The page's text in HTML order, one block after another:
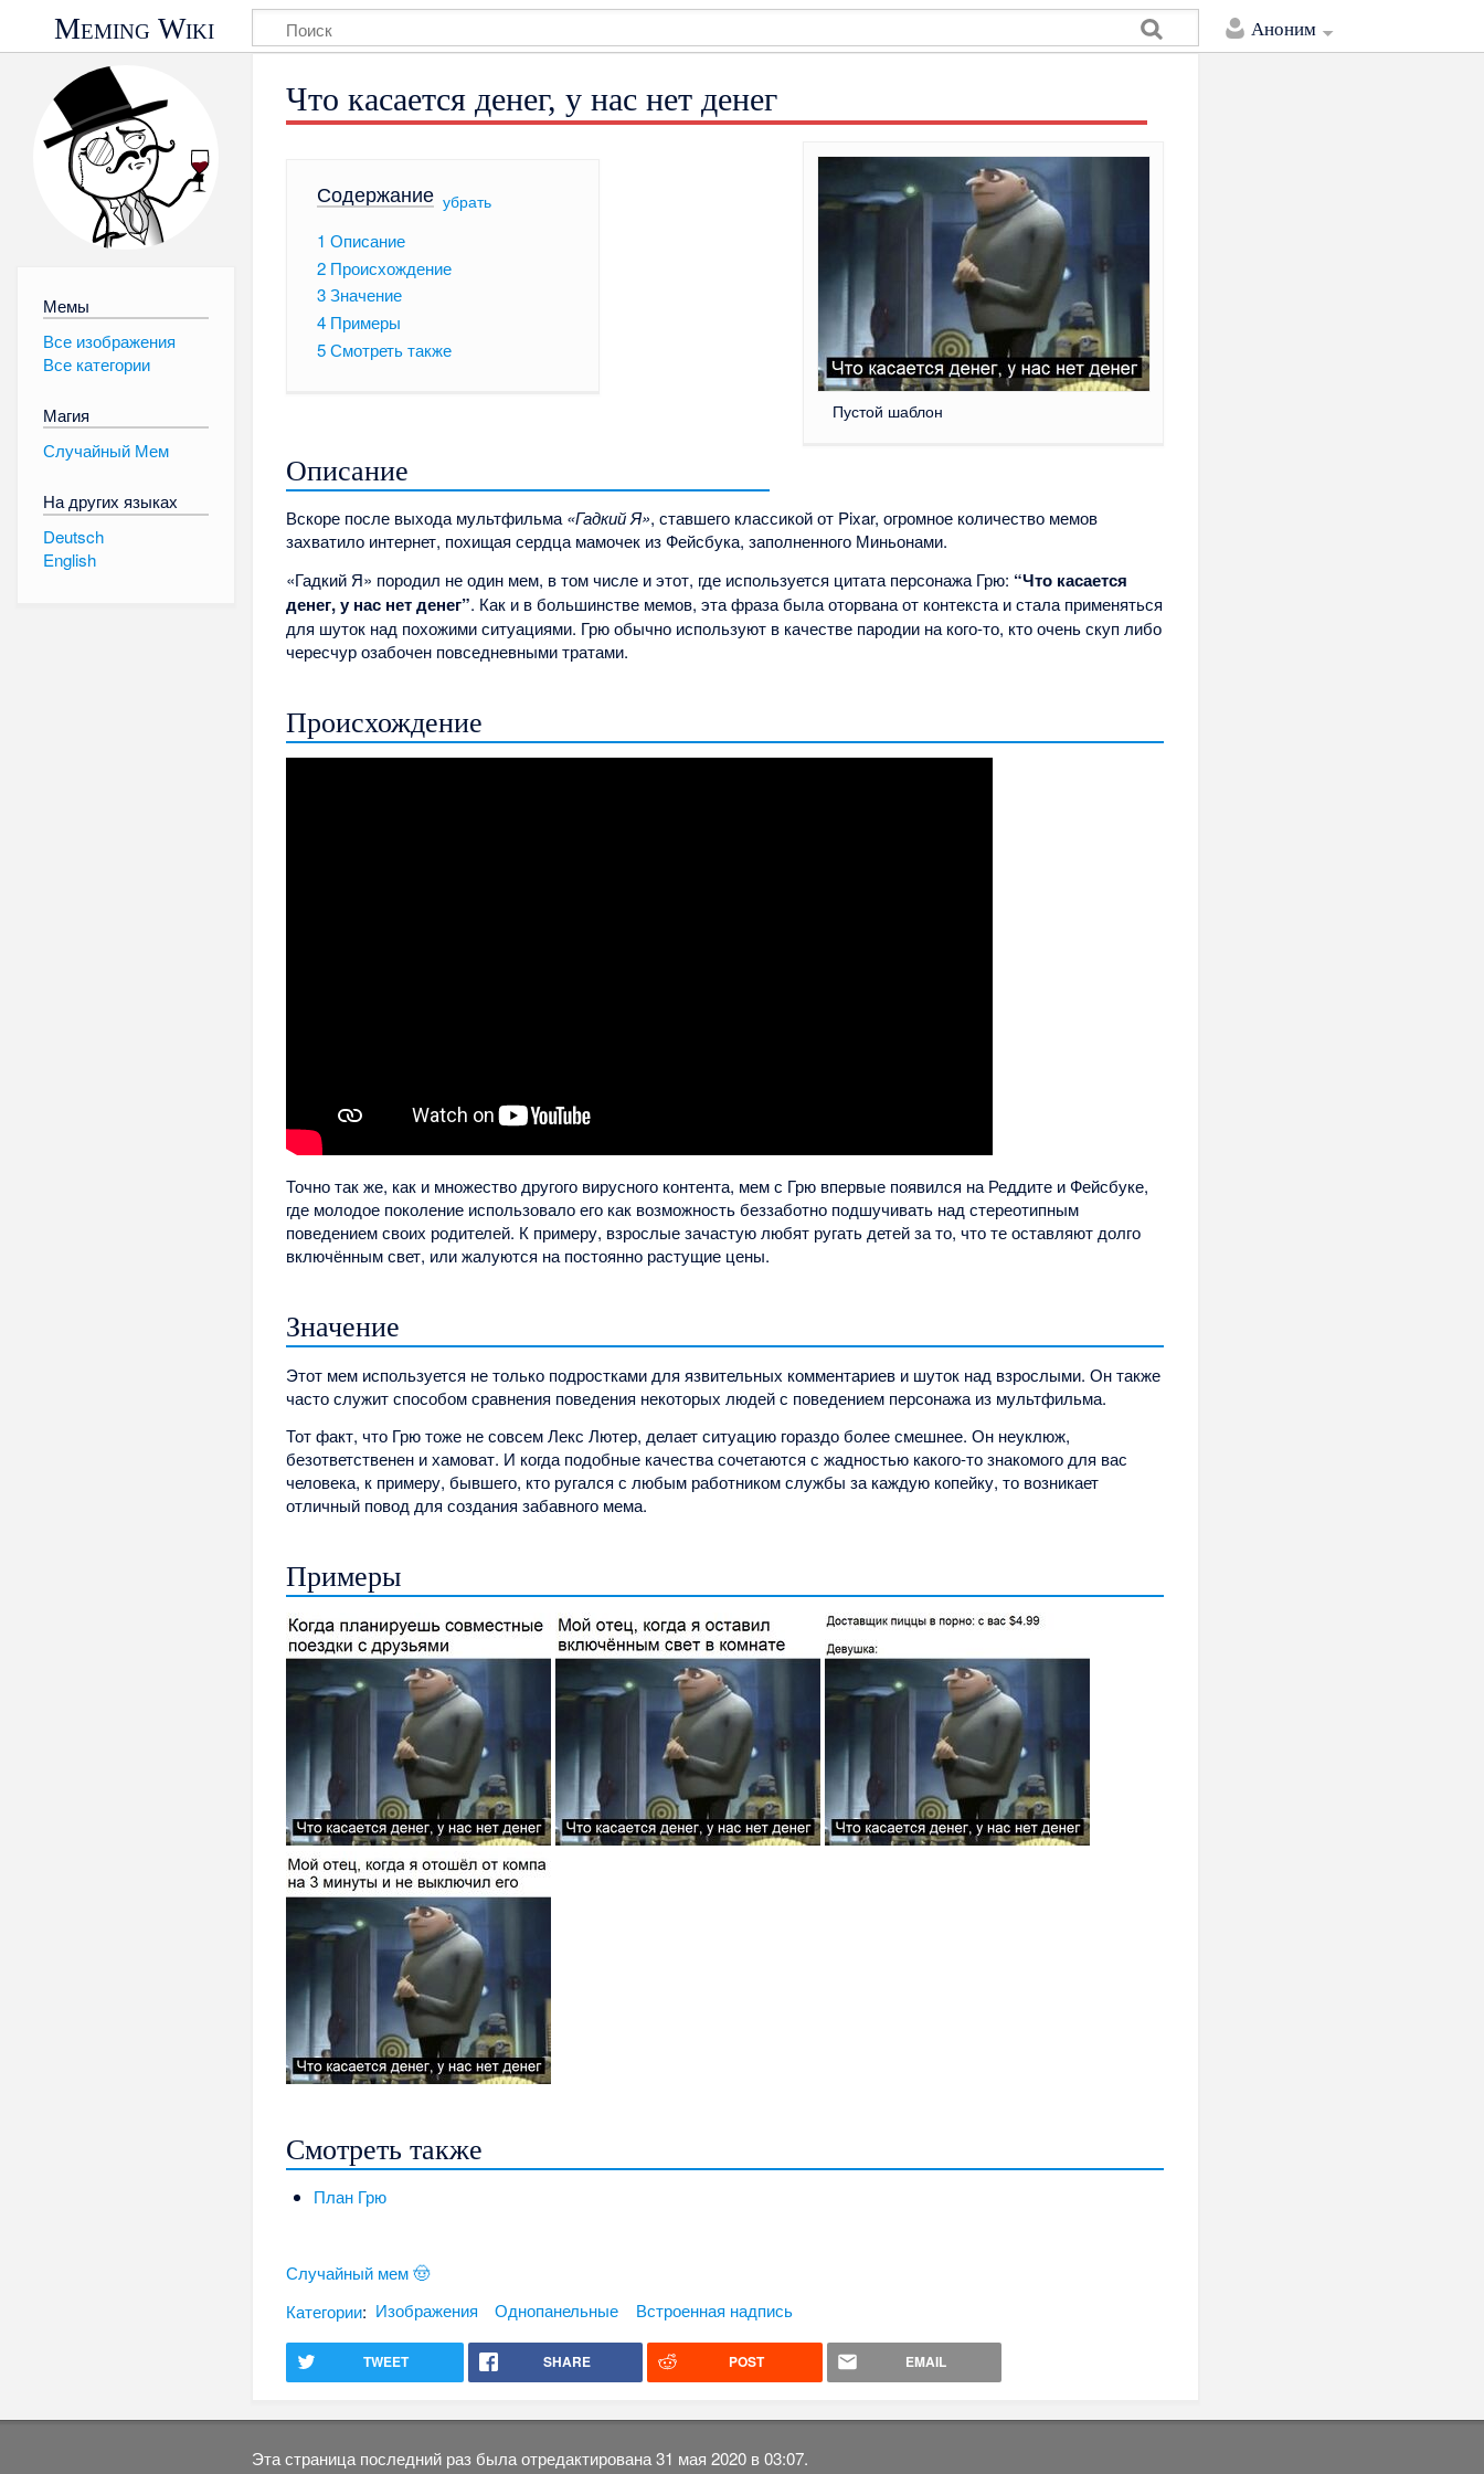
Аноним
Meming Wiki
Мемы
Все изображения
Все категории
Магия
Случайный Мем
На других языках
Deutsch
English
Что касается денег, у нас нет денег
Пустой шаблон
Содержание[ убрать]
1 Описание
2 Происхождение
3Значение
4 Примеры
5Смотреть также
Описание
Вскоре после выхода мультфильма«Гадкий Я», ставшего классикой от Pixar, огромное количество мемов
захватило интернет, похищая сердца мамочек из Фейсбука, заполненного Миньонами.
«Гадкий Я» породил не один мем, в том числе и этот, где используется цитата персонажа Грю: “Что касается
денег, у нас нет денег”. Как и в большинстве мемов, эта фраза была оторвана от контекста и стала применяться
для шуток над похожими ситуациями. Грю обычно используют в качестве пародии на кого-то, кто очень скуп либо
чересчур озабочен повседневными тратами.
Происхождение
Точно так же, как и множество другого вирусного контента, мем с Грю впервые появился на Реддите и Фейсбуке,
где молодое поколение использовало его как возможность беззаботно подшучивать над стереотипным
поведением своих родителей. К примеру, взрослые зачастую любят ругать детей за то, что те оставляют долго
включённым свет, или жалуются на постоянно растущие цены.
Значение
Этот мем используется не только подростками для язвительных комментариев и шуток над взрослыми. Он также
часто служит способом сравнения поведения некоторых людей с поведением персонажа из мультфильма.
Тот факт, что Грю тоже не совсем Лекс Лютер, делает ситуацию гораздо более смешнее. Он неуклюж,
безответственен и хамоват. И когда подобные качества сочетаются с жадностью какого-то знакомого для вас
человека, к примеру, бывшего, кто ругался с любым работником службы за каждую копейку, то возникает
отличный повод для создания забавного мема.
Примеры
Смотреть также
План Грю
Случайный мем 🤠
Категории: Изображения Однопанельные Встроенная надпись
TWEET SHARE POST EMAIL
Эта страница последний раз была отредактирована 31 мая 2020 в 03:07.